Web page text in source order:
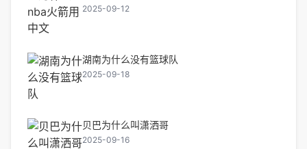
2025-09-12
湖南为什么没有篮球队
2025-09-18
贝巴为什么叫潇洒哥
2025-09-16